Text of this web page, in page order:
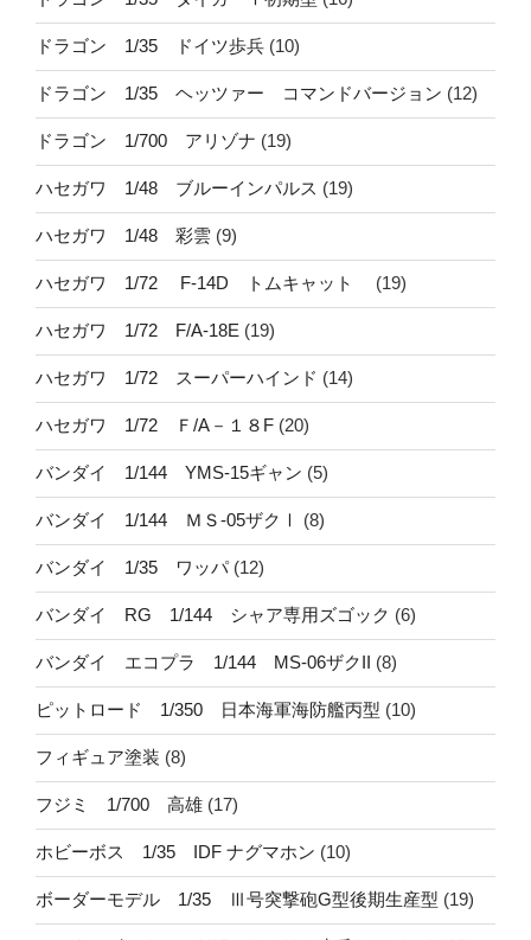
ドラゴン 1/35 ドイツ歩兵 (10)
ドラゴン 1/35 ヘッツァー コマンドバージョン (12)
ドラゴン 1/700 アリゾナ (19)
ハセガワ 1/48 ブルーインパルス (19)
ハセガワ 1/48 彩雲 (9)
ハセガワ 1/72 F-14D トムキャット (19)
ハセガワ 1/72 F/A-18E (19)
ハセガワ 1/72 スーパーハインド (14)
ハセガワ 1/72 Ｆ/A－１８F (20)
バンダイ 1/144 YMS-15ギャン (5)
バンダイ 1/144 ＭＳ-05ザクⅠ (8)
バンダイ 1/35 ワッパ(12)
バンダイ RG 1/144 シャア専用ズゴック (6)
バンダイ エコプラ 1/144 MS-06ザクII (8)
ピットロード 1/350 日本海軍海防艦丙型 (10)
フィギュア塗装 (8)
フジミ 1/700 高雄 (17)
ホビーボス 1/35 IDF ナグマホン (10)
ボーダーモデル 1/35 Ⅲ号突撃砲G型後期生産型 (19)